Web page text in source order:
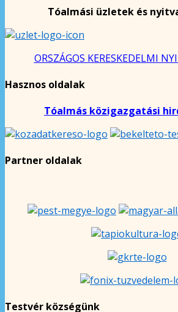
Tóalmási üzletek és
ORSZÁGOS KERESKEDELMI
Hasznos oldalak
Tóalmás közigazgatási
Partner oldalak
Testvér községünk